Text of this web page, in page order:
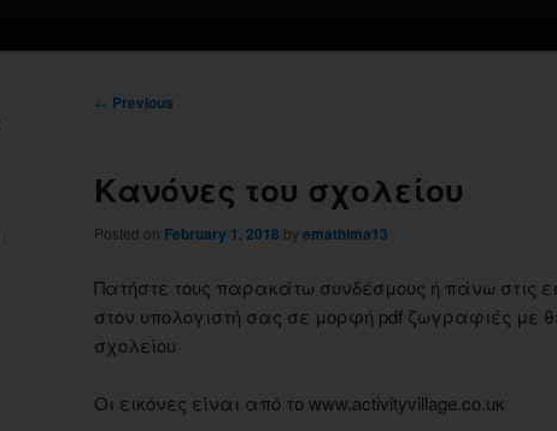
Post
← Previous
Κανόνες του σχολείου
Posted on February 1, 2018 by emathima13
Πατήστε τους παρακάτω συνδέσμους ή πάνω στις
στον υπολογιστή σας σε μορφή pdf ζωγραφιές με
σχολείου
Οι εικόνες είναι από το www.activityvillage.co.uκ